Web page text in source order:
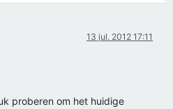
13 jul. 2012 17:11
proberen om het huidige